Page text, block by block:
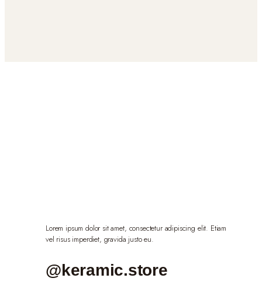
Lorem ipsum dolor sit amet, consectetur adipiscing elit. Etiam
vel risus imperdiet, gravida justo eu.
@keramic.store